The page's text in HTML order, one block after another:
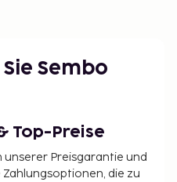
Sembo
Top-Preise
unserer Preisgarantie und
Zahlungsoptionen, die zu